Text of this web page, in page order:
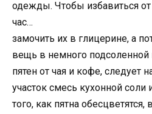
одежды. Чтобы избавиться от
час…
замочить их в глицерине, а
вещь в немного
пятен от чая и кофе, следует
участок смесь кухонной соли
того, как пятна